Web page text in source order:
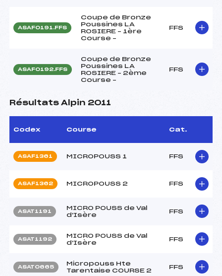
ASAF0191.FFS
Coupe de Bronze
Poussines LA
ROSIERE – 1ère
Course –
FFS
ASAF0192.FFS
Coupe de Bronze
Poussines LA
ROSIERE – 2ème
Course –
FFS
Résultats Alpin 2011
Codex Course Cat.
ASAF1361 MICROPOUSS 1 FFS
ASAF1362 MICROPOUSS 2 FFS
ASAT1191
MICRO POUSS de Val
d'Isère
FFS
ASAT1192
MICRO POUSS de Val
d'Isère
FFS
ASAT0665
Micropouss Hte
Tarentaise COURSE 2
FFS